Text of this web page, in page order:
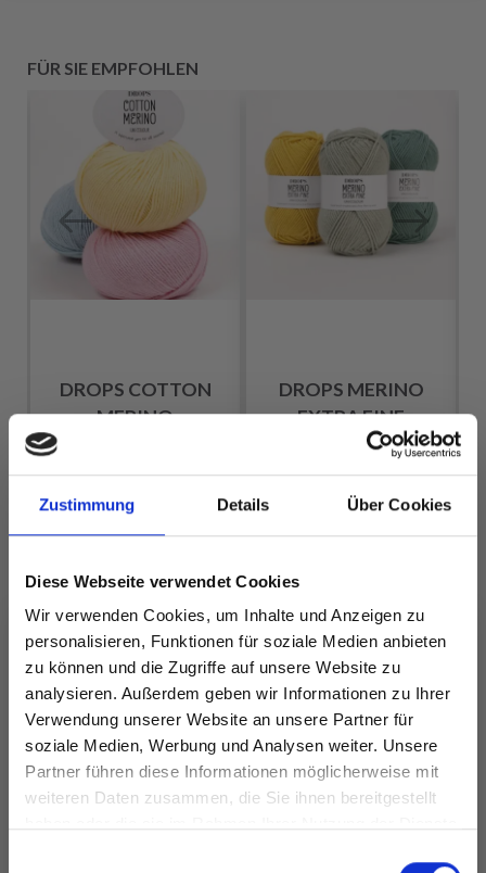
Zustimmung Details Über Cookies
Diese Webseite verwendet Cookies
Wir verwenden Cookies, um Inhalte und Anzeigen zu
personalisieren, Funktionen für soziale Medien anbieten
zu können und die Zugriffe auf unsere Website zu
analysieren. Außerdem geben wir Informationen zu Ihrer
Verwendung unserer Website an unsere Partner für
soziale Medien, Werbung und Analysen weiter. Unsere
Partner führen diese Informationen möglicherweise mit
weiteren Daten zusammen, die Sie ihnen bereitgestellt
FÜR SIE EMPFOHLEN
DROPS COTTON
MERINO
ansehen
DROPS MERINO
EXTRA FINE
EUR 3.20
ANDERE HABEN SICH AUCH ANGESEHEN
Spare bis zu 50%